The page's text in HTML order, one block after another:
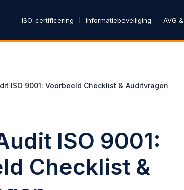
ISO-certificering Informatiebeveiliging AVG
ISO 9001: Voorbeeld Checklist & Auditvragen
ISO 9001:
Checklist &